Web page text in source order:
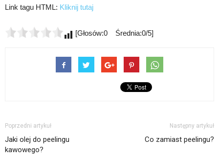
Link tagu HTML: Kliknij tutaj
[Głosów:0 Średnia:0/5]
Poprzedni artykuł
Jaki olej do peelingu
kawowego?
Następny artykuł
Co zamiast peelingu?